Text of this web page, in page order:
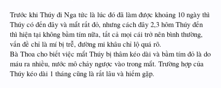
Trước khi Thúy đi Nga tức là lúc đó đã làm được khoảng 10 ngày thì
Thúy có đến đây và mắt rất đỏ, nhưng cách đây 2,3 hôm Thúy đến
thì hiện tại không bầm tím nữa, tất cả mọi cái trở nên bình thường,
vấn đề chỉ là mí bị trễ, đường mi khâu chỉ lộ quá rõ.
Bà Thoa cho biết việc mắt Thúy bị thâm kéo dài và bầm tím đỏ là do
máu ra nhiều, nước mô chảy ngược vào trong mắt. Trường hợp của
Thúy kéo dài 1 tháng cũng là rất lâu và hiếm gặp.